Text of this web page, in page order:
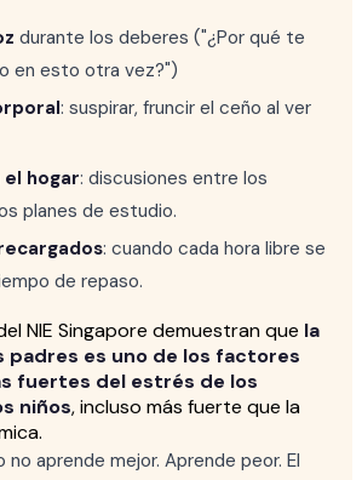
durante los deberes ("¿Por qué te
en esto otra vez?")
: suspirar, fruncir el ceño al ver
el hogar: discusiones entre los
planes de estudio.
: cuando cada hora libre se
de repaso.
NIE Singapore demuestran que la
padres es uno de los factores
fuertes del estrés de los
niños, incluso más fuerte que la
aprende mejor. Aprende peor. El